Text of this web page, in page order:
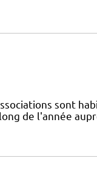
sont
de l'année